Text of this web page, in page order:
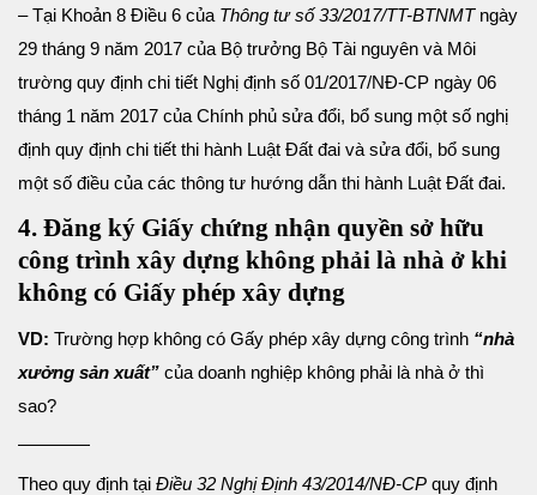
– Tại Khoản 8 Điều 6 của Thông tư số 33/2017/TT-BTNMTngày
29 tháng 9 năm 2017 của Bộ trưởng Bộ Tài nguyên và Môi
trường quy định chi tiết Nghị định số 01/2017/NĐ-CP ngày 06
tháng 1 năm 2017 của Chính phủ sửa đổi, bổ sung một số nghị
định quy định chi tiết thi hành Luật Đất đai và sửa đổi, bổ sung
một số điều của các thông tư hướng dẫn thi hành Luật Đất đai.
4. Đăng ký Giấy chứng nhận quyền sở hữu
công trình xây dựng không phải là nhà ở khi
không có Giấy phép xây dựng
VD: Trường hợp không có Gấy phép xây dựng công trình “nhà
xưởng sản xuất” của doanh nghiệp không phải là nhà ở thì
sao?
————
Theo quy định tại Điều 32 Nghị Định 43/2014/NĐ-CP quy định